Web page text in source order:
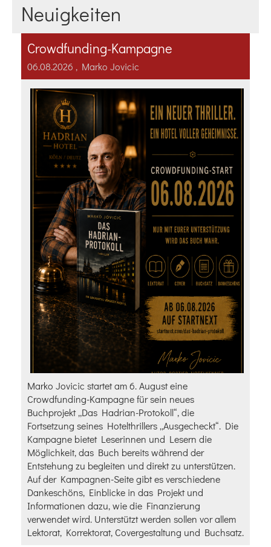
Neuigkeiten
Crowdfunding-Kampagne
06.08.2026 , Marko Jovicic
Marko Jovicic startet am 6. August eine
Crowdfunding-Kampagne für sein neues
Buchprojekt „Das Hadrian-Protokoll“, die
Fortsetzung seines Hotelthrillers „Ausgecheckt“. Die
Kampagne bietet Leserinnen und Lesern die
Möglichkeit, das Buch bereits während der
Entstehung zu begleiten und direkt zu unterstützen.
Auf der Kampagnen-Seite gibt es verschiedene
Dankeschöns, Einblicke in das Projekt und
Informationen dazu, wie die Finanzierung
verwendet wird. Unterstützt werden sollen vor allem
Lektorat, Korrektorat, Covergestaltung und Buchsatz.